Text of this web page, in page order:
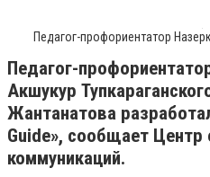
Педагог-профориентатор
Педагог-
Акшукур
Жантанатова
Guide», сообщает
коммуникаций.